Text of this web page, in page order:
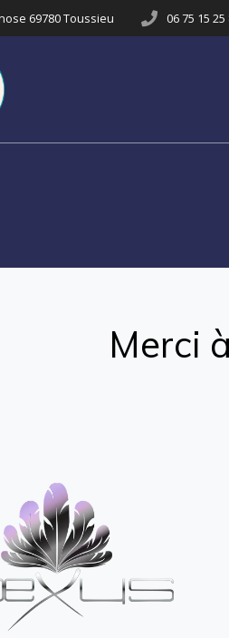
69780 Toussieu 06 75 15 25
Merci